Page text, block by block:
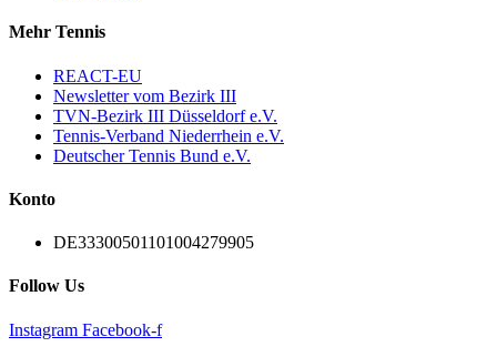
Mehr Tennis
REACT-EU
Newsletter vom Bezirk III
TVN-Bezirk III Düsseldorf e.V.
Tennis-Verband Niederrhein e.V.
Deutscher Tennis Bund e.V.
Konto
DE33300501101004279905
Follow Us
Instagram Facebook-f